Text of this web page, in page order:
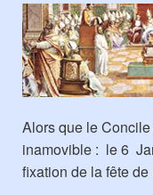
Alors que le
inamovible : le 6
fixation de la fête de